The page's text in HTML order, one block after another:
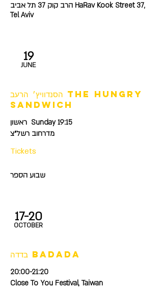
הרב קוק 37 תל אביב HaRav Kook Street 37,
Tel Aviv
JUNE
19
הסנדוויץ׳ הרעב the hungry
sandwich
ראשון Sunday 19:15
מדרחוב רשל״צ
Tickets
שבוע הספר
OCTOBER
17-20
בדדה badada
20:00-21:20
Close To You Festival, Taiwan